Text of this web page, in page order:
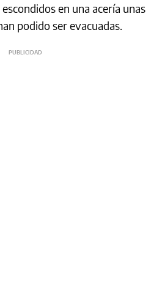
en una acería unas
podido ser evacuadas.